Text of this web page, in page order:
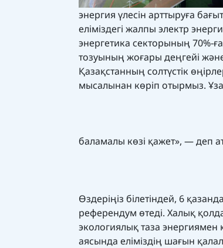
энергия үлесін арттыруға
еліміздегі жалпы электр
энергетика секторының 70%-
тозуының жоғары деңгейі және
Қазақстанның солтүстік
мысалынан көріп отырмыз.
баламалы көзі қажет», — деп
Өздеріңіз білетіндей, 6
референдум өтеді. Халық
экологиялық таза
аясында еліміздің шағын